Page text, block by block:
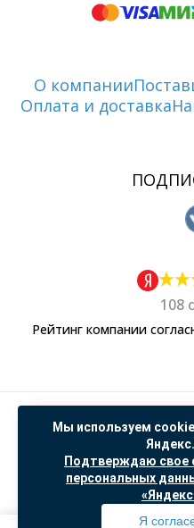
О компании
Оплата и доставка
108
Рейтинг компании
Политика
Согласие на
"© ООО “САНТЕХГИД”, 2026. Все права
офертой, цены и
Доработка и
Мы используем
Подтверждаю свое
персональных
Я